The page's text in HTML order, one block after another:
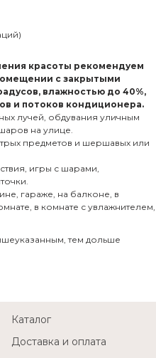
красоты рекомендуем
с закрытыми
влажностью до 40%,
и потоков кондиционера.
лучей, обдувания уличным
на улице.
предметов и шершавых или
игры с шарами,
гараже, на балконе, в
в комнате с увлажнителем,
тем дольше
Каталог
Доставка и оплата